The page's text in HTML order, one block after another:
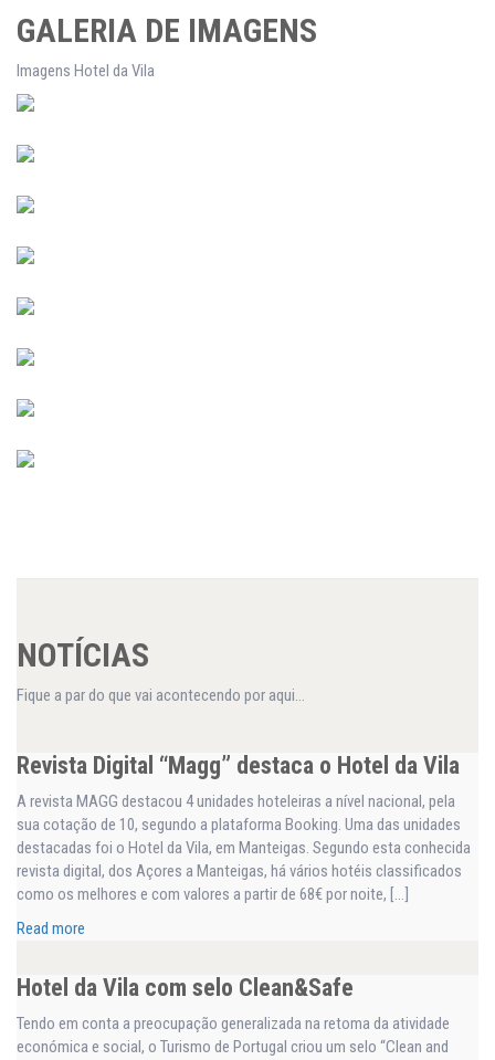
GALERIA DE IMAGENS
Imagens Hotel da Vila
NOTÍCIAS
Fique a par do que vai acontecendo por aqui...
Revista Digital “Magg” destaca o Hotel da Vila
A revista MAGG destacou 4 unidades hoteleiras a nível nacional, pela
sua cotação de 10, segundo a plataforma Booking. Uma das unidades
destacadas foi o Hotel da Vila, em Manteigas. Segundo esta conhecida
revista digital, dos Açores a Manteigas, há vários hotéis classificados
como os melhores e com valores a partir de 68€ por noite, […]
Read more
Hotel da Vila com selo Clean&Safe
Tendo em conta a preocupação generalizada na retoma da atividade
económica e social, o Turismo de Portugal criou um selo “Clean and